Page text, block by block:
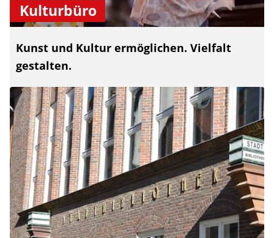
Kulturbüro
Kunst und Kultur ermöglichen. Vielfalt
gestalten.